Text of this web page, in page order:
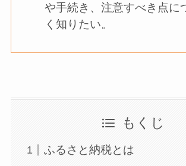
や手続き、注意すべき点に
く知りたい。
もくじ
ふるさと納税とは